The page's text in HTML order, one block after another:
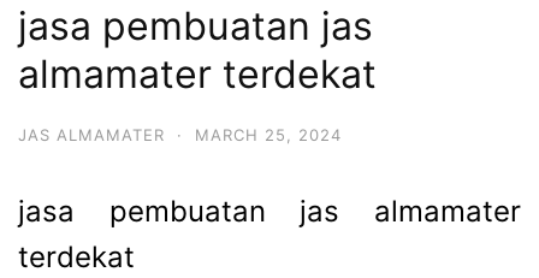
jasa pembuatan jas
almamater terdekat
JAS ALMAMATER · MARCH 25, 2024
jasa pembuatan jas almamater
terdekat